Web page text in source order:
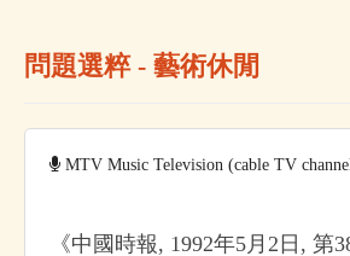
問題選粹 - 藝術休閒
MTV Music Television (cable TV
《中國時報, 1992年5月2日, 第